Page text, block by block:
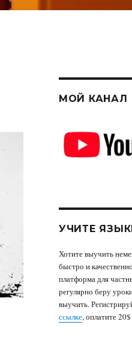
МОЙ КАНАЛ
УЧИТЕ
Хотите выучить
быстро и
платформа для
регулярно беру
выучить.
ссылке, оплатите